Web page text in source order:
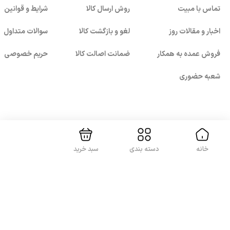
تماس با مبیت
اخبار و مقالات روز
فروش عمده به همکار
شعبه حضوری
روش ارسال کالا
لغو و بازگشت کالا
ضمانت اصالت کالا
شرایط و قوانین
سوالات متداول
حریم خصوصی
با ما همراه باشید
خانه دسته بندی سبد خرید